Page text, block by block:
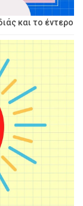
και το έντερο